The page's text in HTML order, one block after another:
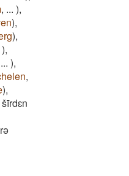
, ... ),
),
),
),
... ),
,
),
šīrdɛn